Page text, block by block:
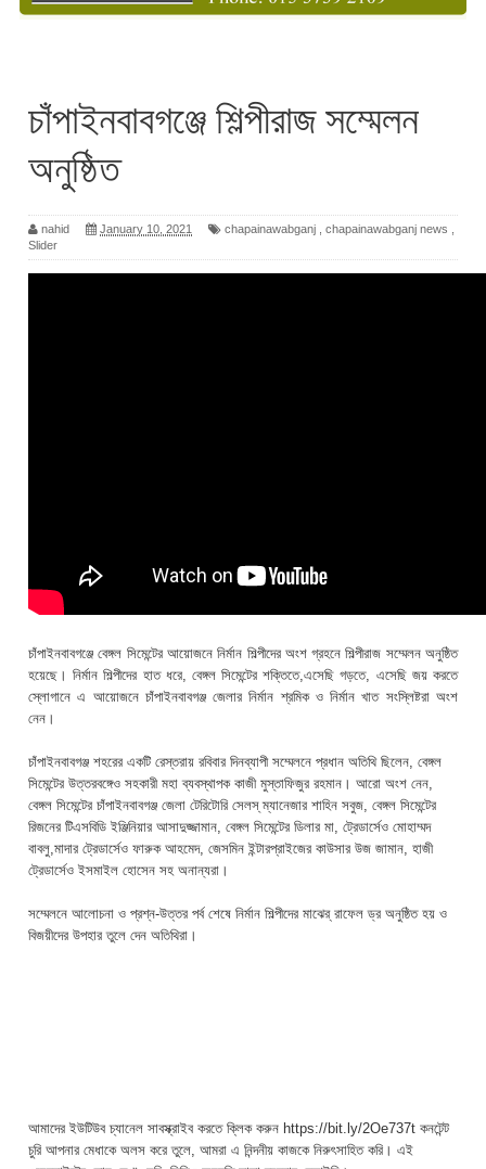
চাঁপাইনবাবগঞ্জে শিল্পীরাজ সম্মেলন
অনুষ্ঠিত
nahid January 10, 2021 chapainawabganj chapainawabganj news
Slider
চাঁপাইনবাবগঞ্জে বেঙ্গল সিমেন্টের আয়োজনে নির্মান শিল্পীদের অংশ গ্রহনে শিল্পীরাজ সম্মেলন অনুষ্ঠিত
হয়েছে। নির্মান শিল্পীদের হাত ধরে, বেঙ্গল সিমেন্টের শক্তিতে,এসেছি গড়তে, এসেছি জয় করতে
স্লোগানে এ আয়োজনে চাঁপাইনবাবগঞ্জ জেলার নির্মান শ্রমিক ও নির্মান খাত সংস্লিষ্টরা অংশ
নেন।
চাঁপাইনবাবগঞ্জ শহরের একটি রেস্তরায় রবিবার দিনব্যাপী সম্মেলনে প্রধান অতিথি ছিলেন, বেঙ্গল
সিমেন্টের উত্তরবঙ্গেও সহকারী মহা ব্যবস্থাপক কাজী মুস্তাফিজুর রহমান। আরো অংশ নেন,
বেঙ্গল সিমেন্টের চাঁপাইনবাবগঞ্জ জেলা টেরিটোরি সেলস্ ম্যানেজার শাহিন সবুজ, বেঙ্গল সিমেন্টের
রিজনের টিএসবিডি ইঞ্জিনিয়ার আসাদুজ্জামান, বেঙ্গল সিমেন্টের ডিলার মা, ট্রেডার্সেও মোহাম্মদ
বাবলু,মাদার ট্রেডার্সেও ফারুক আহমেদ, জেসমিন ইন্টারপ্রাইজের কাউসার উজ জামান, হাজী
ট্রেডার্সেও ইসমাইল হোসেন সহ অনান্যরা।
সম্মেলনে আলোচনা ও প্রশ্ন-উত্তর পর্ব শেষে নির্মান শিল্পীদের মাঝের্ রাফেল ড্র অনুষ্ঠিত হয় ও
বিজয়ীদের উপহার তুলে দেন অতিথিরা।
আমাদের ইউটিউব চ্যানেল সাবস্ক্রাইব করতে ক্লিক করুন https://bit.ly/2Oe737t কনটেন্ট
চুরি আপনার মেধাকে অলস করে তুলে, আমরা এ নিন্দনীয় কাজকে নিরুৎসাহিত করি। এই